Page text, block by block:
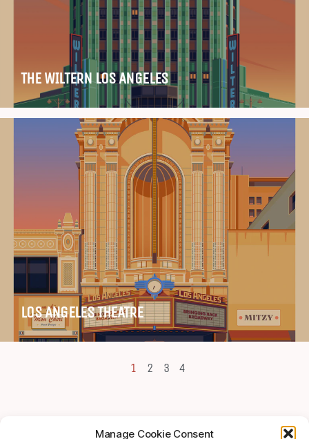
Manage Cookie Consent
THE WILTERN LOS ANGELES
LOS ANGELES THEATRE
1 2 3 4